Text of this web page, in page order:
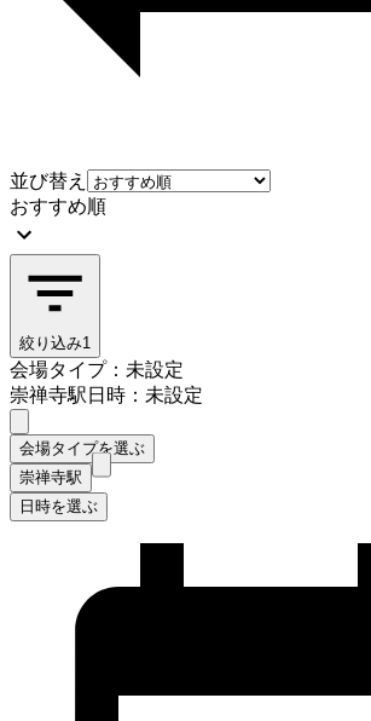
並び替え
おすすめ順
絞り込み1
会場タイプ：未設定
崇禅寺駅日時：未設定
会場タイプを選ぶ
崇禅寺駅
日時を選ぶ